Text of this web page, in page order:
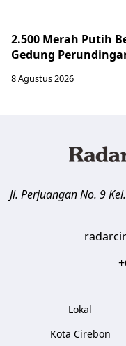
2.500 Merah Putih
Gedung
8 Agustus 2026
Jl. Perjuangan No. 9
Lokal
Kota Cirebon